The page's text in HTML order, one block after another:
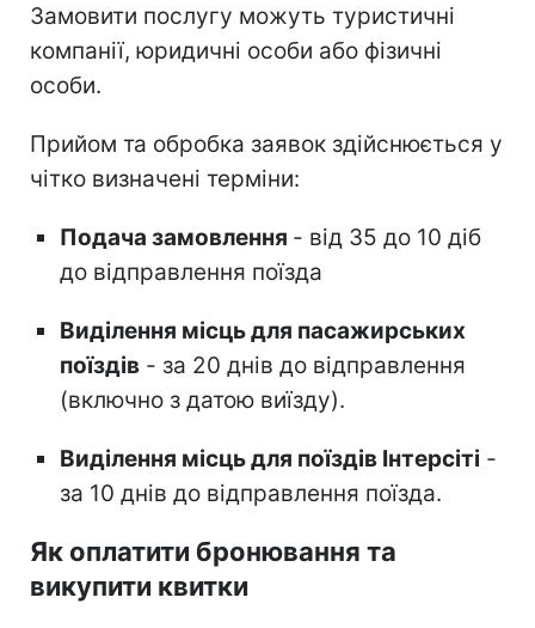
Замовити послугу можуть туристичні
компанії, юридичні особи або фізичні
особи.
Прийом та обробка заявок здійснюється у
чітко визначені терміни:
Подача замовлення - від 35 до 10 діб
до відправлення поїзда
Виділення місць для пасажирських
поїздів - за 20 днів до відправлення
(включно з датою виїзду).
Виділення місць для поїздів Інтерсіті -
за 10 днів до відправлення поїзда.
Як оплатити бронювання та
викупити квитки